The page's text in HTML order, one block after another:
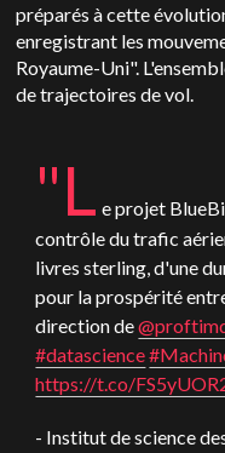
préparés à cette
enregistrant les
Royaume-Uni".
de trajectoires de vol.
"L e projet
contrôle du trafic
livres sterling, d'une
pour la prospérité
direction de
#datascience
https://t.co/
- Institut de science